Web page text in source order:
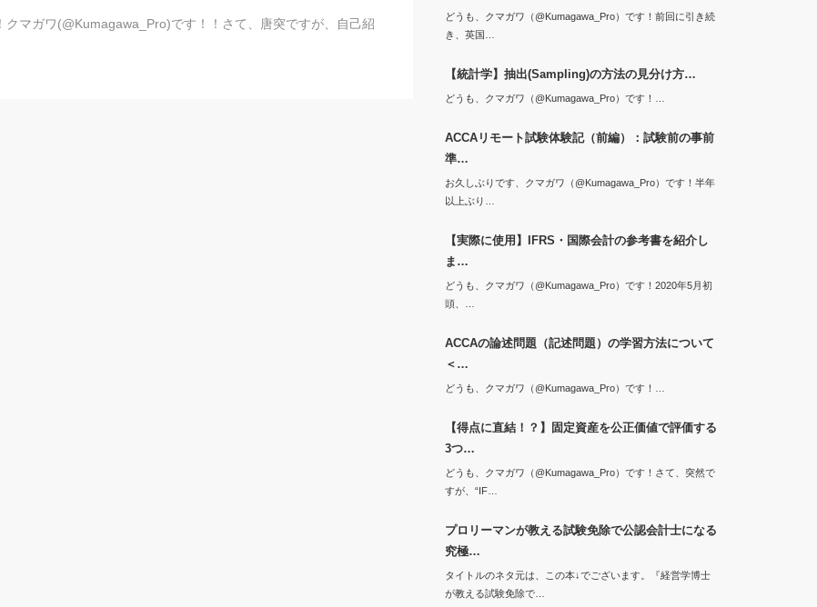
マガワ(@Kumagawa_Pro)です！！さて、唐突ですが、自己紹
どうも、クマガワ（@Kumagawa_Pro）です！前回に引き続
き、英国…
【統計学】抽出(Sampling)の方法の見分け方…
どうも、クマガワ（@Kumagawa_Pro）です！…
ACCAリモート試験体験記（前編）：試験前の事前
準…
お久しぶりです、クマガワ（@Kumagawa_Pro）です！半年
以上ぶり…
【実際に使用】IFRS・国際会計の参考書を紹介し
ま…
どうも、クマガワ（@Kumagawa_Pro）です！2020年5月初
頭、…
ACCAの論述問題（記述問題）の学習方法について
＜…
どうも、クマガワ（@Kumagawa_Pro）です！…
【得点に直結！？】固定資産を公正価値で評価する
3つ…
どうも、クマガワ（@Kumagawa_Pro）です！さて、突然で
すが、“IF…
プロリーマンが教える試験免除で公認会計士になる
究極…
タイトルのネタ元は、この本↓でございます。『経営学博士
が教える試験免除で…